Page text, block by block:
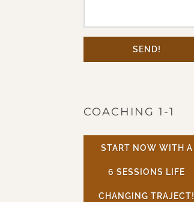
SEND!
COACHING 1-1
START NOW WITH A
6 SESSIONS LIFE
CHANGING TRAJECT!